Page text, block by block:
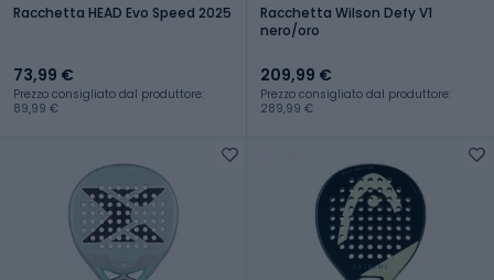
Racchetta HEAD Evo Speed 2025
73,99 €
Prezzo consigliato dal produttore:
89,99 €
Racchetta Wilson Defy V1
nero/oro
209,99 €
Prezzo consigliato dal produttore:
289,99 €